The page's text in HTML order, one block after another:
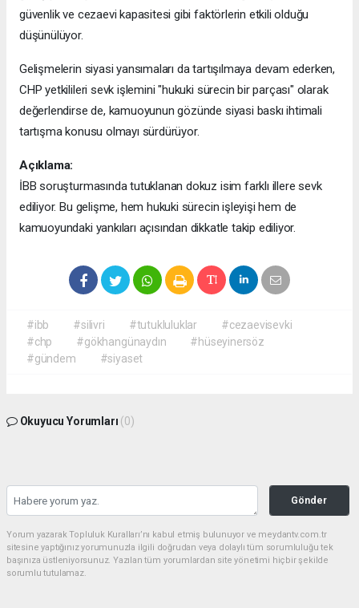
güvenlik ve cezaevi kapasitesi gibi faktörlerin etkili olduğu
düşünülüyor.
Gelişmelerin siyasi yansımaları da tartışılmaya devam ederken,
CHP yetkilileri sevk işlemini "hukuki sürecin bir parçası" olarak
değerlendirse de, kamuoyunun gözünde siyasi baskı ihtimali
tartışma konusu olmayı sürdürüyor.
Açıklama:
İBB soruşturmasında tutuklanan dokuz isim farklı illere sevk
ediliyor. Bu gelişme, hem hukuki sürecin işleyişi hem de
kamuoyundaki yankıları açısından dikkatle takip ediliyor.
#ibb #silivri #tutukluluklar
#cezaevisevki
#chp
#gökhangünaydın
#hüseyinersöz
#gündem
#siyaset
Okuyucu Yorumları (0)
Gönder
Yorum yazarak Topluluk Kuralları’nı kabul etmiş bulunuyor ve meydantv.com.tr
sitesine yaptığınız yorumunuzla ilgili doğrudan veya dolaylı tüm sorumluluğu tek
başınıza üstleniyorsunuz. Yazılan tüm yorumlardan site yönetimi hiçbir şekilde
sorumlu tutulamaz.